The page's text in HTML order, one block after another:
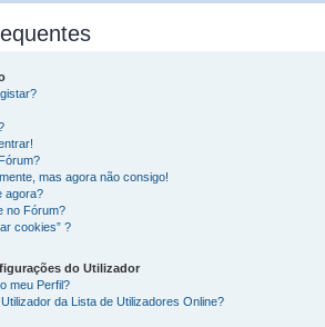
mas agora não consigo!
agora?
no Fórum?
cookies” ?
do Utilizador
meu Perfil?
da Lista de Utilizadores Online?